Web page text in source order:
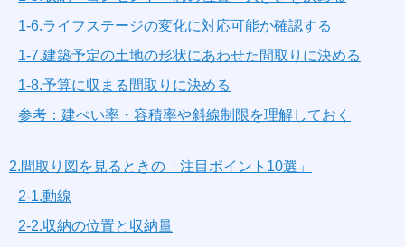
1-6.ライフステージの変化に対応可能か確認する
1-7.建築予定の土地の形状にあわせた間取りに決める
1-8.予算に収まる間取りに決める
参考：建ぺい率・容積率や斜線制限を理解しておく
2.間取り図を見るときの「注目ポイント10選」
2-1.動線
2-2.収納の位置と収納量